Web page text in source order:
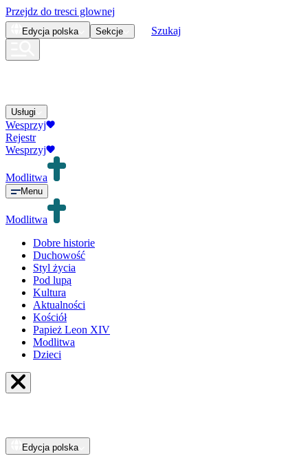
Przejdz do tresci glownej
Edycja polska Sekcje Szukaj
Usługi
Wesprzyj
Rejestr
Wesprzyj
Modlitwa
Menu
Modlitwa
Dobre historie
Duchowość
Styl życia
Pod lupą
Kultura
Aktualności
Kościół
Papież Leon XIV
Modlitwa
Dzieci
Edycja polska